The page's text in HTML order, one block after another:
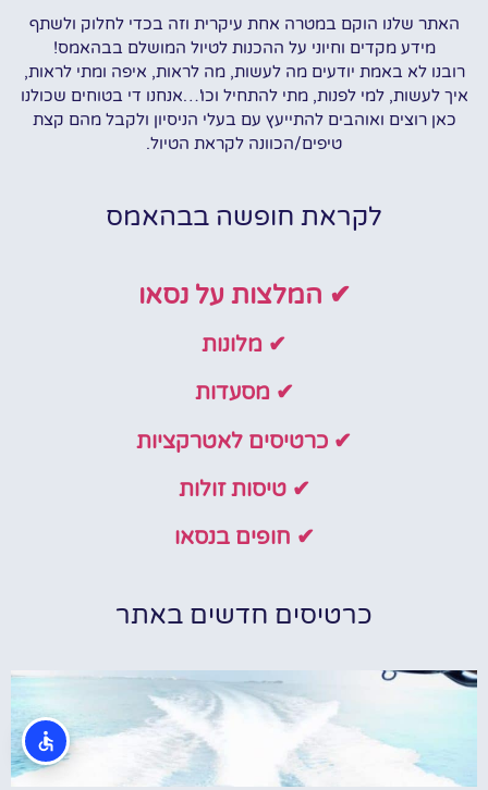
האתר שלנו הוקם במטרה אחת עיקרית וזה בכדי לחלוק ולשתף
מידע מקדים וחיוני על ההכנות לטיול המושלם בבהאמס!
רובנו לא באמת יודעים מה לעשות, מה לראות, איפה ומתי לראות,
איך לעשות, למי לפנות, מתי להתחיל וכו'…אנחנו די בטוחים שכולנו
כאן רוצים ואוהבים להתייעץ עם בעלי הניסיון ולקבל מהם קצת
טיפים/הכוונה לקראת הטיול.
לקראת חופשה בבהאמס
✔ המלצות על נסאו
✔ מלונות
✔ מסעדות
✔ כרטיסים לאטרקציות
✔ טיסות זולות
✔ חופים בנסאו
כרטיסים חדשים באתר